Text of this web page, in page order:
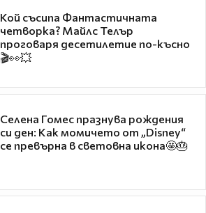
Кой съсипа Фантастичната
четворка? Майлс Телър
проговаря десетилетие по-късно
🎬👀💥
Селена Гомес празнува рождения
си ден: Как момичето от „Disney“
се превърна в световна икона🤩🎂